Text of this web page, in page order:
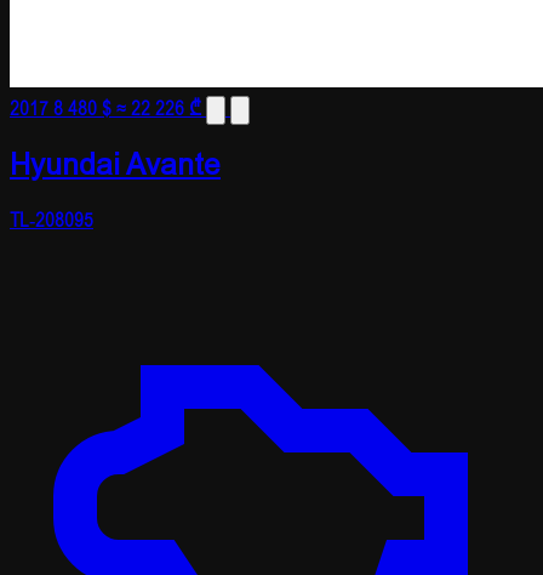
20178 480 $≈ 22 226 ₾
Hyundai Avante
TL-208095